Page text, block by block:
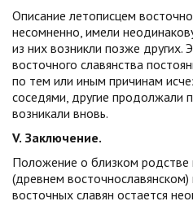
Описание летописцем
несомненно, имели
из них возникли позже других.
восточного славянства
по тем или иным причинам
соседями, другие продолжали
возникали вновь.
V. Заключение.
Положение о близком родстве
(древнем
восточных славян остается